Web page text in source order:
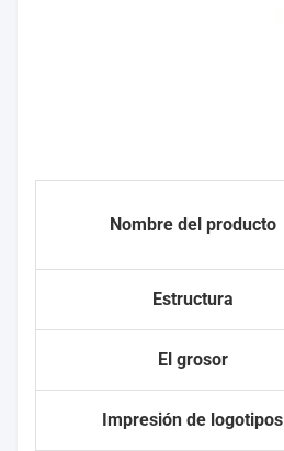
Nombre del producto
Estructura
El grosor
Impresión de logotipos